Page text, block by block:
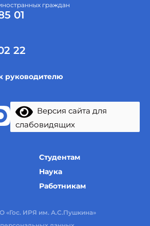
граждан
01
22
руководителю
Версия сайта для
слабовидящих
Студентам
Наука
Работникам
«Гос. ИРЯ им. А.С.Пушкина»